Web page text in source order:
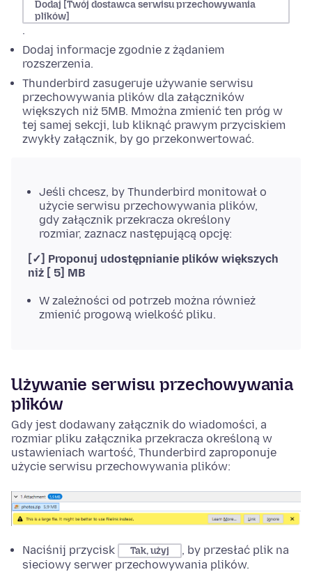
Dodaj [Twój dostawca serwisu przechowywania
plików]
.
Dodaj informacje zgodnie z żądaniem
rozszerzenia.
Thunderbird zasugeruje używanie serwisu
przechowywania plików dla załączników
większych niż 5MB. Mmożna zmienić ten próg w
tej samej sekcji, lub kliknąć prawym przyciskiem
zwykły załącznik, by go przekonwertować.
Jeśli chcesz, by Thunderbird monitował o
użycie serwisu przechowywania plików,
gdy załącznik przekracza określony
rozmiar, zaznacz następującą opcję:
[✓] Proponuj udostępnianie plików większych
niż [ 5] MB
W zależności od potrzeb można również
zmienić progową wielkość pliku.
Używanie serwisu przechowywania
plików
Gdy jest dodawany załącznik do wiadomości, a
rozmiar pliku załącznika przekracza określoną w
ustawieniach wartość, Thunderbird zaproponuje
użycie serwisu przechowywania plików:
Naciśnij przycisk Tak, użyj
, by przesłać plik na
sieciowy serwer przechowywania plików.